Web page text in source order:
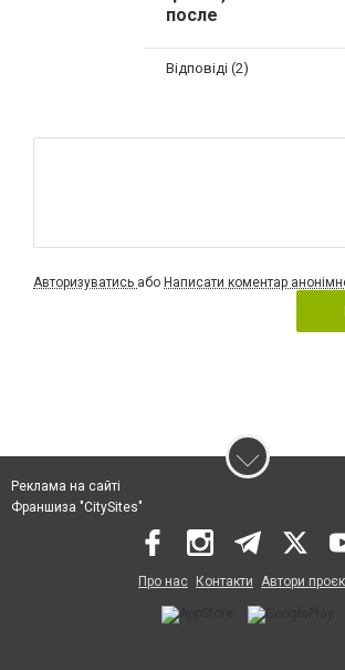
после
Відповіді (2)
Авторизуватись або Написати коментар
Реклама на сайті
Франшиза "CitySites"
Про нас Контакти Автори